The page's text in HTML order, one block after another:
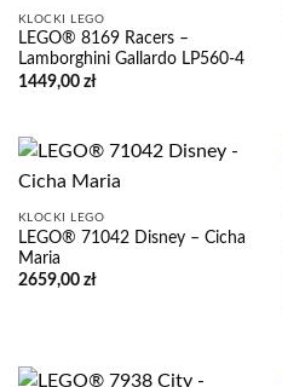
KLOCKI LEGO
LEGO® 8169 Racers –
Lamborghini Gallardo LP560-4
1449,00 zł
KLOCKI LEGO
LEGO® 71042 Disney – Cicha
Maria
2659,00 zł